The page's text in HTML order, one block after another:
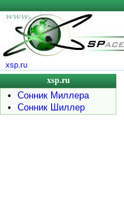
xsp.ru
xsp.ru
•
Сонник Миллера
•
Сонник Шиллер